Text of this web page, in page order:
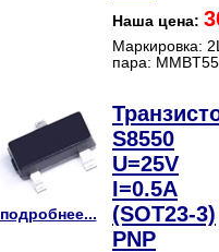
Наша цена:
Маркировка:
пара:
подробнее...
S8550
U=25V
I=0.5A
(SOT23-3)
PNP